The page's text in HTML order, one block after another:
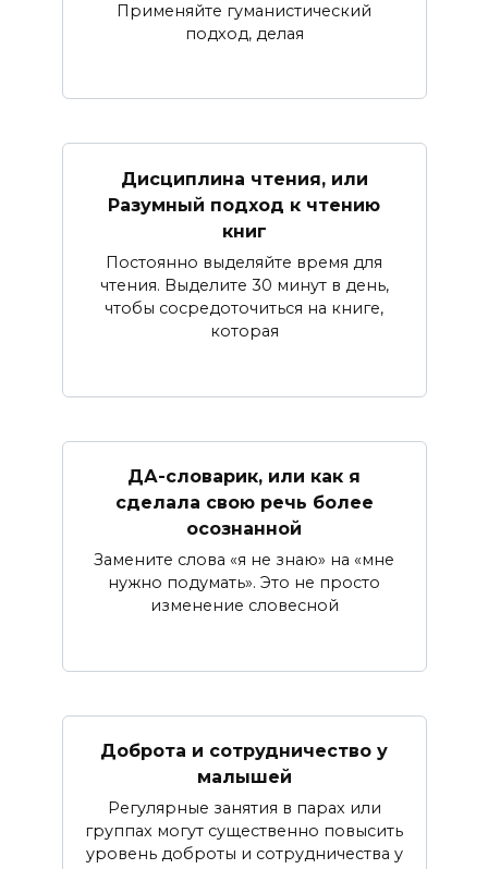
Применяйте гуманистический
подход, делая
Дисциплина чтения, или
Разумный подход к чтению
книг
Постоянно выделяйте время для
чтения. Выделите 30 минут в день,
чтобы сосредоточиться на книге,
которая
ДА-словарик, или как я
сделала свою речь более
осознанной
Замените слова «я не знаю» на «мне
нужно подумать». Это не просто
изменение словесной
Доброта и сотрудничество у
малышей
Регулярные занятия в парах или
группах могут существенно повысить
уровень доброты и сотрудничества у